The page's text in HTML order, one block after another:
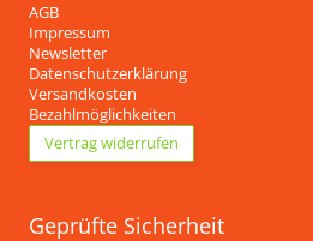
AGB
Impressum
Newsletter
Datenschutzerklärung
Versandkosten
Bezahlmöglichkeiten
Vertrag widerrufen
Geprüfte Sicherheit